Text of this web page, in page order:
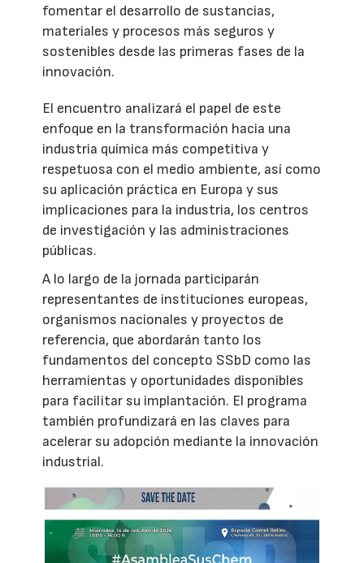
fomentar el desarrollo de sustancias,
materiales y procesos más seguros y
sostenibles desde las primeras fases de la
innovación.
El encuentro analizará el papel de este
enfoque en la transformación hacia una
industria química más competitiva y
respetuosa con el medio ambiente, así como
su aplicación práctica en Europa y sus
implicaciones para la industria, los centros
de investigación y las administraciones
públicas.
A lo largo de la jornada participarán
representantes de instituciones europeas,
organismos nacionales y proyectos de
referencia, que abordarán tanto los
fundamentos del concepto SSbD como las
herramientas y oportunidades disponibles
para facilitar su implantación. El programa
también profundizará en las claves para
acelerar su adopción mediante la innovación
industrial.